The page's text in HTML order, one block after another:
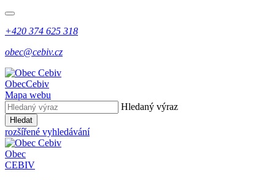
+420 374 625 318
obec@cebiv.cz
ObecCebiv
Mapa webu
Hledaný výraz
Hledat
rozšířené vyhledávání
Obec
CEBIV